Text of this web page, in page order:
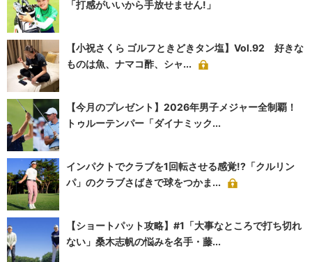
「打感がいいから手放せません!」
【小祝さくら ゴルフときどきタン塩】Vol.92 好きな
ものは魚、ナマコ酢、シャ...
【今月のプレゼント】2026年男子メジャー全制覇！
トゥルーテンパー「ダイナミック...
インパクトでクラブを1回転させる感覚!?「クルリン
パ」のクラブさばきで球をつかま...
【ショートパット攻略】#1「大事なところで打ち切れ
ない」桑木志帆の悩みを名手・藤...